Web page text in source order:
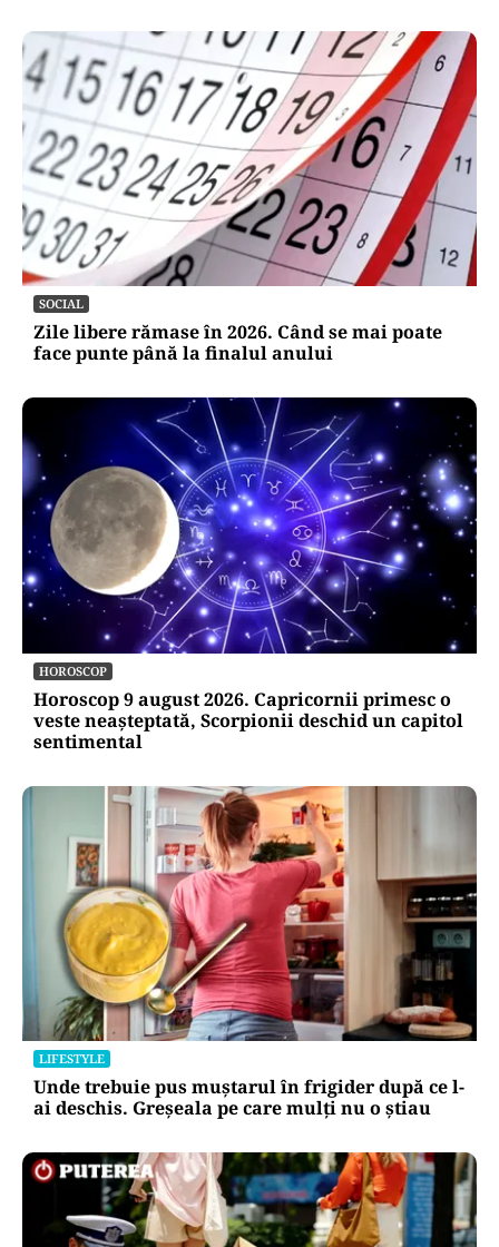
SOCIAL
Zile libere rămase în 2026. Când se mai poate
face punte până la finalul anului
HOROSCOP
Horoscop 9 august 2026. Capricornii primesc o
veste neașteptată, Scorpionii deschid un capitol
sentimental
LIFESTYLE
Unde trebuie pus muștarul în frigider după ce l-
ai deschis. Greșeala pe care mulți nu o știau